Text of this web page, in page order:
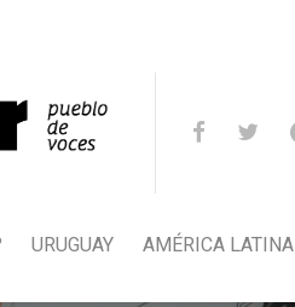
URUGUAY AMÉRICA LATINA